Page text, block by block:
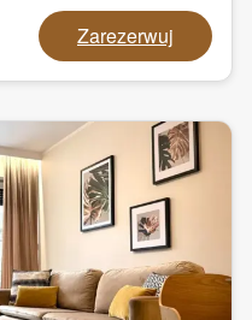
Zarezerwuj